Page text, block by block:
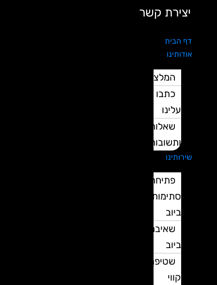
יצירת קשר
דף הבית
אודותינו
המלצות
כתבו
עלינו
שאלות
ותשובות
שירותינו
פתיחת
סתימות
ביוב
שאיבת
ביוב
שטיפת
קווי